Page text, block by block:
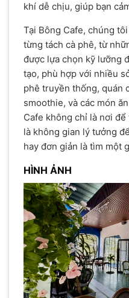
khí dễ chịu, giúp bạn
Tại Bông Cafe, chúng
từng tách cà phê, từ
được lựa chọn kỹ lưỡng
tạo, phù hợp với nhiều
phê truyền thống, quán
smoothie, và các món
Cafe không chỉ là nơi
là không gian lý tưởng
hay đơn giản là tìm một
HÌNH ẢNH